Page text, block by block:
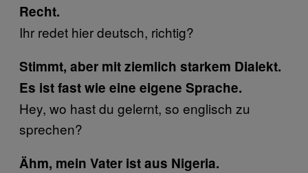
Recht.
Ihr redet hier deutsch, richtig?
Stimmt, aber mit ziemlich starkem Dialekt.
Es ist fast wie eine eigene Sprache.
Hey, wo hast du gelernt, so englisch zu
sprechen?
Ähm, mein Vater ist aus Nigeria.